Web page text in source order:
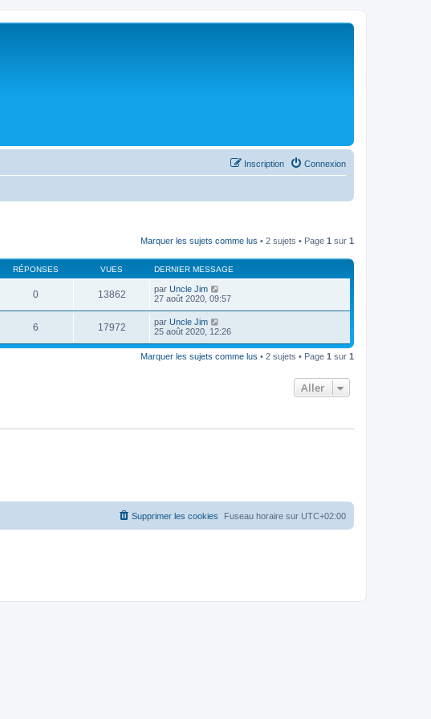
Connexion
Inscription
Marquer les sujets comme lus • 2 sujets • Page 1 sur 1
RÉPONSES VUES DERNIER MESSAGE
0 13862 par Uncle Jim
27 août 2020, 09:57
6 17972 par Uncle Jim
25 août 2020, 12:26
Marquer les sujets comme lus • 2 sujets • Page 1 sur 1
Aller
Fuseau horaire sur UTC+02:00
Supprimer les cookies